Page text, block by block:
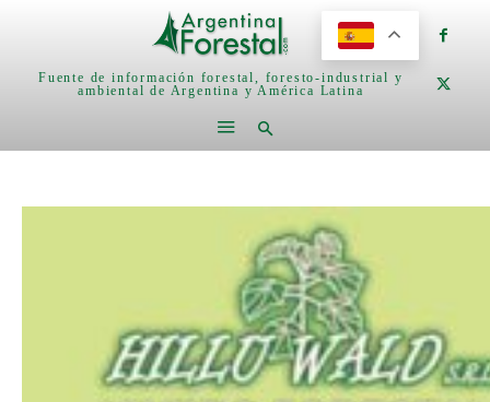
Fuente de información forestal, foresto-industrial y
ambiental de Argentina y América Latina